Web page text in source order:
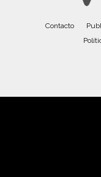
Contacto